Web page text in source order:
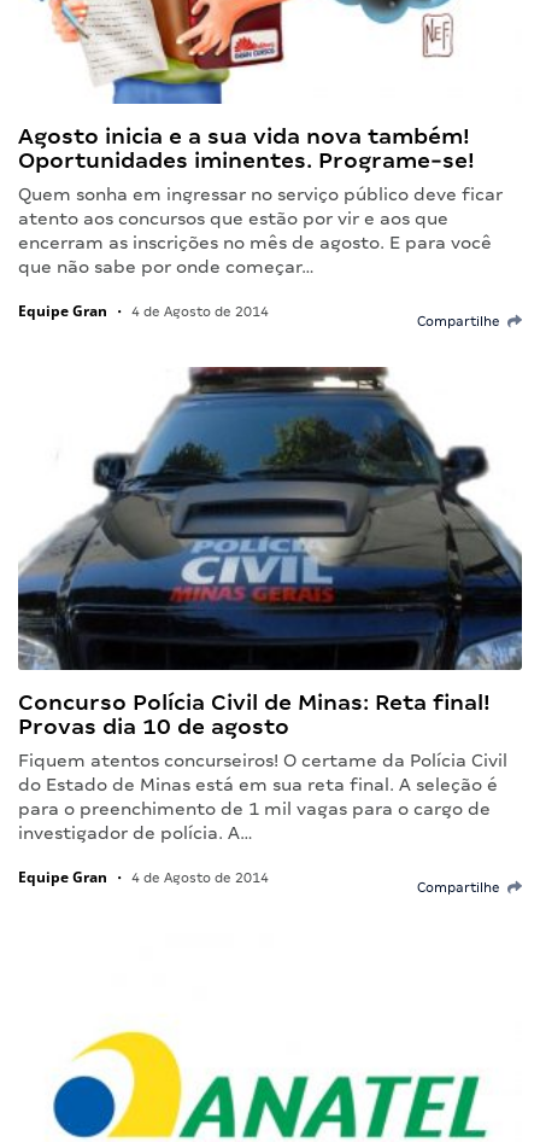
Agosto inicia e a sua vida nova também!
Oportunidades iminentes. Programe-se!
Quem sonha em ingressar no serviço público deve ficar
atento aos concursos que estão por vir e aos que
encerram as inscrições no mês de agosto. E para você
que não sabe por onde começar…
Equipe Gran • 4 de Agosto de 2014
Compartilhe
Concurso Polícia Civil de Minas: Reta final!
Provas dia 10 de agosto
Fiquem atentos concurseiros! O certame da Polícia Civil
do Estado de Minas está em sua reta final. A seleção é
para o preenchimento de 1 mil vagas para o cargo de
investigador de polícia. A…
Equipe Gran • 4 de Agosto de 2014
Compartilhe